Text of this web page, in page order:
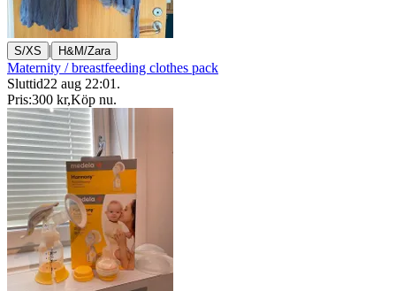
S/XS | H&M/Zara
Maternity / breastfeeding clothes pack
Sluttid22 aug 22:01 .
Pris:300 kr,Köp nu.